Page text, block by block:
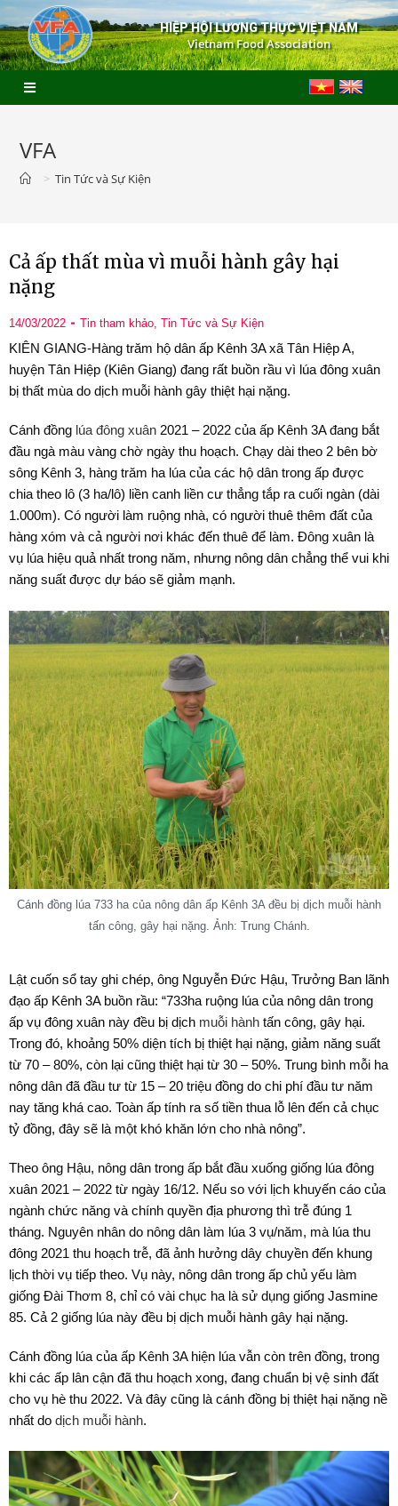
HIỆP HỘI LƯƠNG THỰC VIỆT NAM
Vietnam Food Association
VFA
> Tin Tức và Sự Kiện
Cả ấp thất mùa vì muỗi hành gây hại
nặng
14/03/2022 Tin tham khảo, Tin Tức và Sự Kiện
KIÊN GIANG-Hàng trăm hộ dân ấp Kênh 3A xã Tân Hiệp A,
huyện Tân Hiệp (Kiên Giang) đang rất buồn rầu vì lúa đông xuân
bị thất mùa do dịch muỗi hành gây thiệt hại nặng.
Cánh đồng lúa đông xuân 2021 – 2022 của ấp Kênh 3A đang bắt
đầu ngà màu vàng chờ ngày thu hoạch. Chạy dài theo 2 bên bờ
sông Kênh 3, hàng trăm ha lúa của các hộ dân trong ấp được
chia theo lô (3 ha/lô) liền canh liền cư thẳng tắp ra cuối ngàn (dài
1.000m). Có người làm ruộng nhà, có người thuê thêm đất của
hàng xóm và cả người nơi khác đến thuê để làm. Đông xuân là
vụ lúa hiệu quả nhất trong năm, nhưng nông dân chẳng thể vui khi
năng suất được dự báo sẽ giảm mạnh.
Cánh đồng lúa 733 ha của nông dân ấp Kênh 3A đều bị dịch muỗi hành
tấn công, gây hại nặng. Ảnh: Trung Chánh.
Lật cuốn sổ tay ghi chép, ông Nguyễn Đức Hậu, Trưởng Ban lãnh
đạo ấp Kênh 3A buồn rầu: “733ha ruộng lúa của nông dân trong
ấp vụ đông xuân này đều bị dịch muỗi hành tấn công, gây hại.
Trong đó, khoảng 50% diện tích bị thiệt hại nặng, giảm năng suất
từ 70 – 80%, còn lại cũng thiệt hại từ 30 – 50%. Trung bình mỗi ha
nông dân đã đầu tư từ 15 – 20 triệu đồng do chi phí đầu tư năm
nay tăng khá cao. Toàn ấp tính ra số tiền thua lỗ lên đến cả chục
tỷ đồng, đây sẽ là một khó khăn lớn cho nhà nông”.
Theo ông Hậu, nông dân trong ấp bắt đầu xuống giống lúa đông
xuân 2021 – 2022 từ ngày 16/12. Nếu so với lịch khuyến cáo của
ngành chức năng và chính quyền địa phương thì trễ đúng 1
tháng. Nguyên nhân do nông dân làm lúa 3 vụ/năm, mà lúa thu
đông 2021 thu hoạch trễ, đã ảnh hưởng dây chuyền đến khung
lịch thời vụ tiếp theo. Vụ này, nông dân trong ấp chủ yếu làm
giống Đài Thơm 8, chỉ có vài chục ha là sử dụng giống Jasmine
85. Cả 2 giống lúa này đều bị dịch muỗi hành gây hại nặng.
Cánh đồng lúa của ấp Kênh 3A hiện lúa vẫn còn trên đồng, trong
khi các ấp lân cận đã thu hoạch xong, đang chuẩn bị vệ sinh đất
cho vụ hè thu 2022. Và đây cũng là cánh đồng bị thiệt hại nặng nề
nhất do dịch muỗi hành.